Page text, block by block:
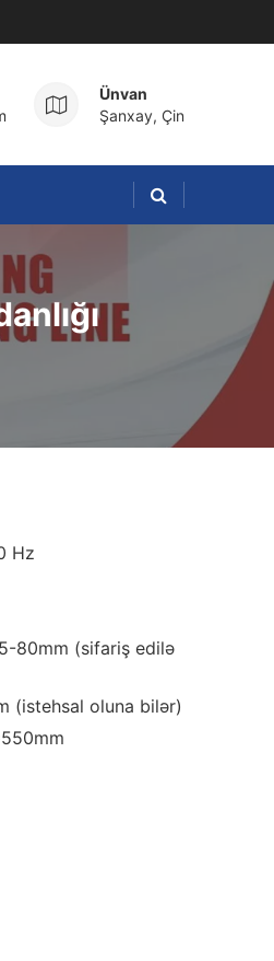
Ünvan
Şanxay, Çin
Hz
5-80mm (sifariş edilə
(istehsal oluna bilər)